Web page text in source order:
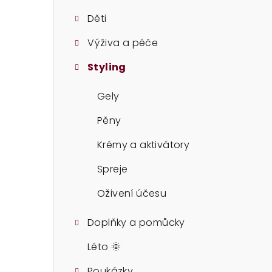
Děti
Výživa a péče
Styling
Gely
Pěny
Krémy a aktivátory
Spreje
Oživení účesu
Doplňky a pomůcky
Léto 🌞